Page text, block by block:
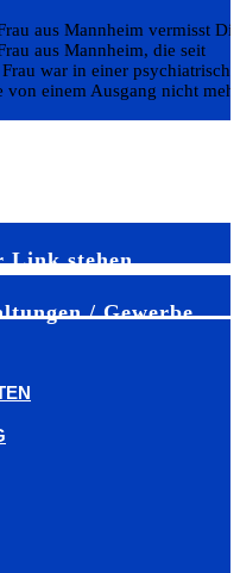
aus Mannheim vermisst Die
aus Mannheim, die seit
war in einer
einem Ausgang nicht
Link stehen
/ Gewerbe